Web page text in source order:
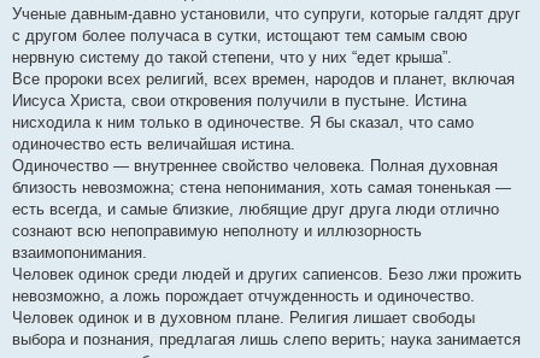
Ученые давным-давно установили, что супруги, которые галдят друг
с другом более получаса в сутки, истощают тем самым свою
нервную систему до такой степени, что у них “едет крыша”.
Все пророки всех религий, всех времен, народов и планет, включая
Иисуса Христа, свои откровения получили в пустыне. Истина
нисходила к ним только в одиночестве. Я бы сказал, что само
одиночество есть величайшая истина.
Одиночество — внутреннее свойство человека. Полная духовная
близость невозможна; стена непонимания, хоть самая тоненькая —
есть всегда, и самые близкие, любящие друг друга люди отлично
сознают всю непоправимую неполноту и иллюзорность
взаимопонимания.
Человек одинок среди людей и других сапиенсов. Безо лжи прожить
невозможно, а ложь порождает отчужденность и одиночество.
Человек одинок и в духовном плане. Религия лишает свободы
выбора и познания, предлагая лишь слепо верить; наука занимается